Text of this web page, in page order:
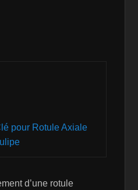
pour Rotule Axiale
d’une rotule